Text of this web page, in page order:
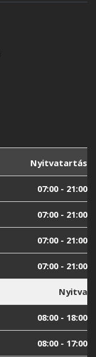
Nyitvatartás
07:00 - 21:00
07:00 - 21:00
07:00 - 21:00
07:00 - 21:00
Nyitva
08:00 - 18:00
08:00 - 17:00